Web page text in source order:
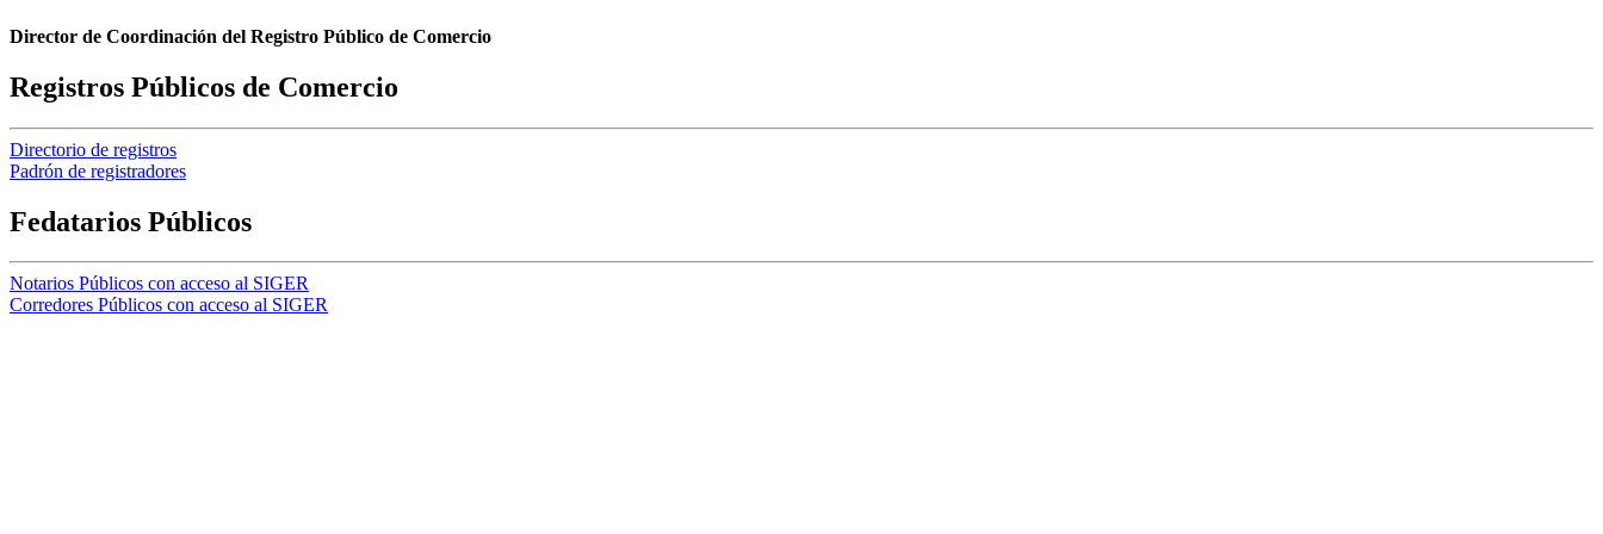
Director de Coordinación del Registro Público de Comercio
Registros Públicos de Comercio
Directorio de registros
Padrón de registradores
Fedatarios Públicos
Notarios Públicos con acceso al SIGER
Corredores Públicos con acceso al SIGER